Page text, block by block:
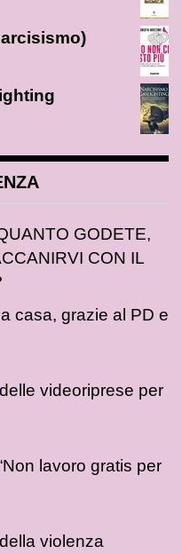
GODETE,
CON IL
casa, grazie al PD e
videoriprese per
lavoro gratis per
violenza